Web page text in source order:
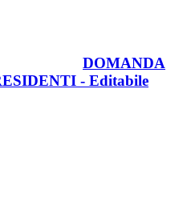
DOMANDA
- Editabile